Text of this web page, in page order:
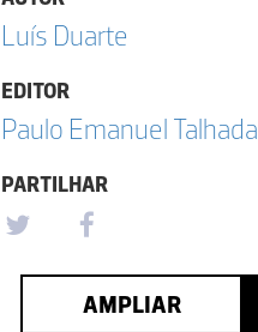
Luís Duarte
EDITOR
Paulo Emanuel
PARTILHAR
AMPLIAR